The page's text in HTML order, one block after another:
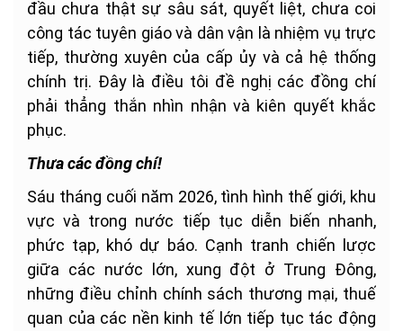
đầu chưa thật sự sâu sát, quyết liệt, chưa coi
công tác tuyên giáo và dân vận là nhiệm vụ trực
tiếp, thường xuyên của cấp ủy và cả hệ thống
chính trị. Đây là điều tôi đề nghị các đồng chí
phải thẳng thắn nhìn nhận và kiên quyết khắc
phục.
Thưa các đồng chí!
Sáu tháng cuối năm 2026, tình hình thế giới, khu
vực và trong nước tiếp tục diễn biến nhanh,
phức tạp, khó dự báo. Cạnh tranh chiến lược
giữa các nước lớn, xung đột ở Trung Đông,
những điều chỉnh chính sách thương mại, thuế
quan của các nền kinh tế lớn tiếp tục tác động